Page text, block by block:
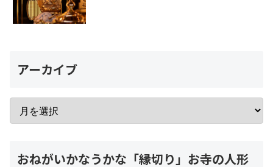
アーカイブ
おねがいかなうかな「縁切り」お寺の人形